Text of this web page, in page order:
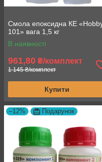
Смола епоксидна КЕ
101» вага 1,5 кг
В наявності
961,80 ₴/комплект
1 145 ₴/комплект
Купити
–12% Подарунок